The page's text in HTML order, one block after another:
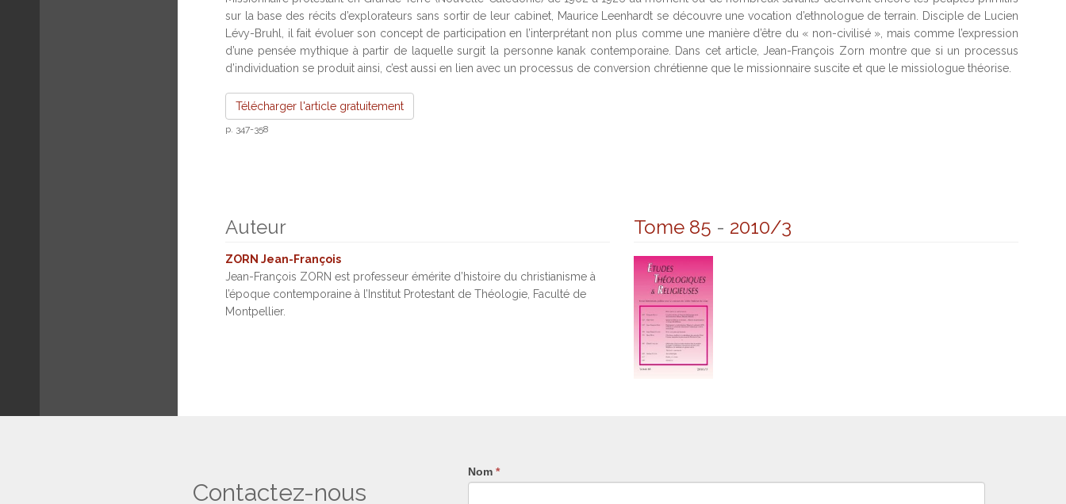
sur la base des récits d’explorateurs sans sortir de leur cabinet, Maurice Leenhardt se découvre une vocation d’ethnologue de terrain. Disciple de Lucien
Lévy-Bruhl, il fait évoluer son concept de participation en l’interprétant non plus comme une manière d’être du « non-civilisé », mais comme l’expression
d’une pensée mythique à partir de laquelle surgit la personne kanak contemporaine. Dans cet article, Jean-François Zorn montre que si un processus
d’individuation se produit ainsi, c’est aussi en lien avec un processus de conversion chrétienne que le missionnaire suscite et que le missiologue théorise.
Télécharger l'article gratuitement
p. 347-358
Auteur
ZORN Jean-François
Jean-François ZORN est professeur émérite d’histoire du christianisme à
l’époque contemporaine à l’Institut Protestant de Théologie, Faculté de
Montpellier.
Tome 85 - 2010/3
Contactez-nous
Nom *
Si
vous